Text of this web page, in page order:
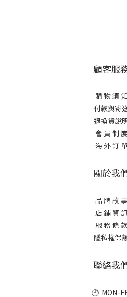
顧客服
購 物 須 知
付款與寄
退換貨說
會 員 制 度
海 外 訂 單
關於我
品 牌 故 事
店 鋪 資 訊
服 務 條 款
隱私權保
聯絡我
🕙 MON-